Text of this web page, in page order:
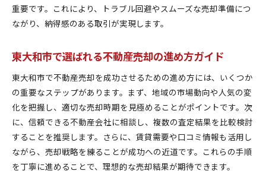
重要です。これにより、トラブル回避やスムーズな売却準備につ
ながり、納得感のある取引が実現します。
東大和市で選ばれる不動産売却の進め方ガイド
東大和市で不動産売却を成功させるための進め方には、いくつか
の重要なステップがあります。まず、地域の市場動向や人気の変
化を把握し、適切な売却時期を見極めることがポイントです。次
に、信頼できる不動産会社に相談し、複数の査定結果を比較検討
することを推奨します。さらに、賃貸需要や口コミ情報も活用し
ながら、売却戦略を練ることが成功への近道です。これらの手順
を丁寧に進めることで、理想的な売却結果が期待できます。